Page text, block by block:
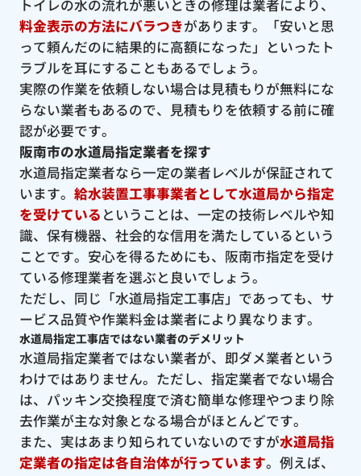
トイレの水の流れが悪いときの修理は業者により、
料金表示の方法にバラつきがあります。「安いと思
って頼んだのに結果的に高額になった」といったト
ラブルを耳にすることもあるでしょう。
実際の作業を依頼しない場合は見積もりが無料にな
らない業者もあるので、見積もりを依頼する前に確
認が必要です。
阪南市の水道局指定業者を探す
水道局指定業者なら一定の業者レベルが保証されて
います。 給水装置工事事業者として水道局から指定
を受けている ということは、一定の技術レベルや知
識、保有機器、社会的な信用を満たしているという
ことです。安心を得るためにも、阪南市指定を受け
ている修理業者を選ぶと良いでしょう。
ただし、同じ「水道局指定工事店」であっても、サ
ービス品質や作業料金は業者により異なります。
水道局指定工事店ではない業者のデメリット
水道局指定業者ではない業者が、即ダメ業者という
わけではありません。ただし、指定業者でない場合
は、パッキン交換程度で済む簡単な修理やつまり除
去作業が主な対象となる場合がほとんどです。
また、実はあまり知られていないのですが水道局指
定業者の指定は各自治体が行っています。例えば、